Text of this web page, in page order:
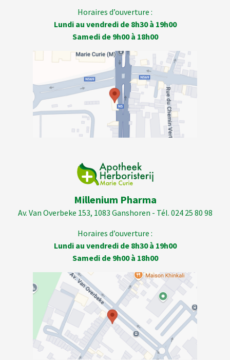
Horaires d’ouverture :
Lundi au vendredi de 8h30 à 19h00
Samedi de 9h00 à 18h00
Millenium Pharma
Av. Van Overbeke 153, 1083 Ganshoren - Tél. 024 25 80 98
Horaires d’ouverture :
Lundi au vendredi de 8h30 à 19h00
Samedi de 9h00 à 18h00